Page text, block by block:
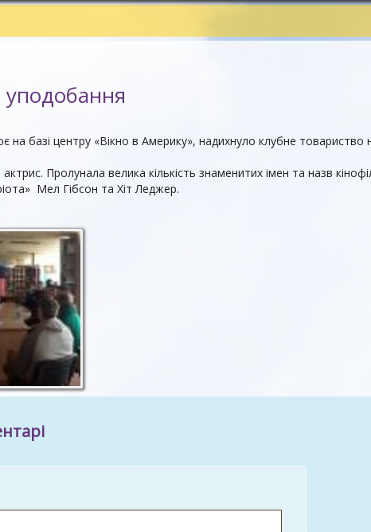
уподобання
на базі центру «Вікно в Америку», надихнуло клубне товариство
Пролунала велика кількість знаменитих імен та назв
Мел Гібсон та Хіт Леджер.